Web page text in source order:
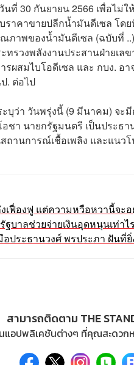
ที่ 30 กันยายน 2566 เพื่อไ
ราคาขายปลีกน้ำมันดีเซล โ
ภาพของน้ำมันดีเซล (ฉบับที่
ทรวงพลังงานประสานฝ่ายเ
ผสมไบโอดีเซล และ กบง.
. ต่อไป
ะบุว่า วันพรุ่งนี้ (9 มีนาคม) จ
ชา นายกรัฐมนตรี เป็นประธ
ถานการณ์เชื้อเพลิง และแนว
ฟื่องฟู แต่ความหวือหวานี้จะอ
ฐบาลช่วยจ่ายเงินอุดหนุนเท่า
ประธานวงศ์ พรประภา ฝันที่
สามารถติดตาม THE
แอปพลิเคชันต่างๆ ที่คุณสะดวก